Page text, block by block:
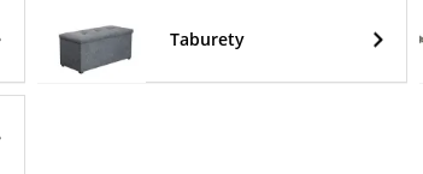
Taburety